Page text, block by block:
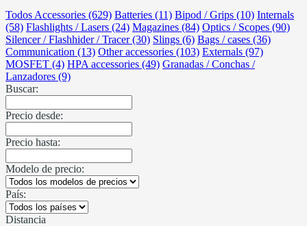
Todos Accessories (629) Batteries (11) Bipod / Grips (10) Internals
(58) Flashlights / Lasers (24) Magazines (84) Optics / Scopes (90)
Silencer / Flashhider / Tracer (30) Slings (6) Bags / cases (36)
Communication (13) Other accessories (103) Externals (97)
MOSFET (4) HPA accessories (49) Granadas / Conchas /
Lanzadores (9)
Buscar:
Precio desde:
Precio hasta:
Modelo de precio:
País:
Distancia